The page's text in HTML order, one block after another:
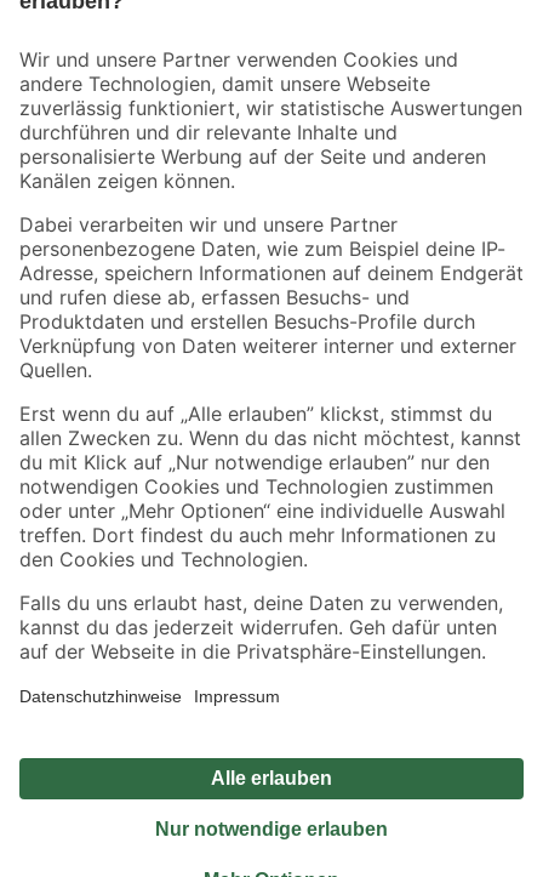
Der toom Newsletter: Keine Angebote und Aktionen mehr verpassen!
Zur Newsletter Anmeldung
Folge uns
Zahlungsarten Versandarten
Sicher einkaufen
Jetzt die toom-App herunterladen
Alle Preisangaben in EUR inkl. gesetzl. MwSt.. Die dargestellten Angebote sind unter
Umständen nicht in allen Märkten verfügbar. Die angegebenen Verfügbarkeiten beziehen
Produkte nur solange der Vorrat reicht.
*Paketversand ab 59 € versandkostenfrei, gilt nicht für Artikel mit Speditionsversand, hier
Privatsphäre Impressum
Nutzungsbedingungen
Widerrufsrecht
Vertrag widerrufen